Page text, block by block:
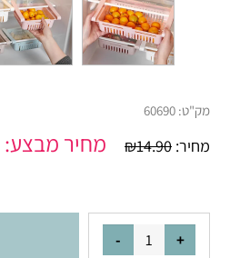
מק"ט: 60690
מחיר: ₪14.90 מחיר מבצע: